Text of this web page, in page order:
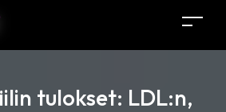
tulokset: LDL:n,